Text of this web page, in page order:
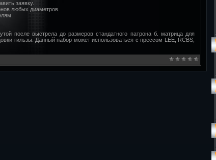
заявку.
любых диаметров.
после выстрела до размеров стандатного патрона б. матрица для
гильзы. Данный набор может использоваться с прессом LEE, RCBS,